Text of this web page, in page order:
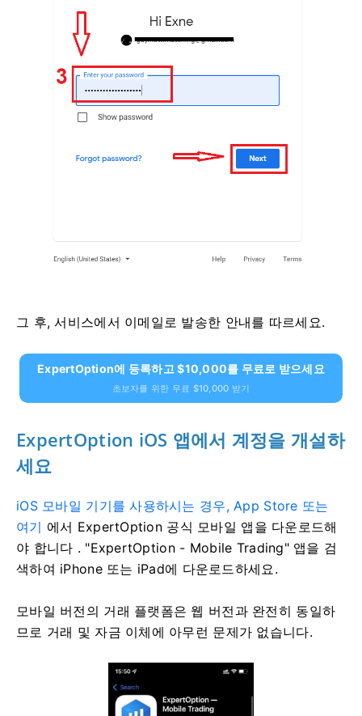
그 후, 서비스에서 이메일로 발송한 안내를 따르세요.
ExpertOption에 등록하고 $10,000를 무료로 받으세요
초보자를 위한 무료 $10,000 받기
ExpertOption iOS 앱에서 계정을 개설하
세요
iOS 모바일 기기를 사용하시는 경우, App Store 또는
여기 에서 ExpertOption 공식 모바일 앱을 다운로드해
야 합니다 . "ExpertOption - Mobile Trading" 앱을 검
색하여 iPhone 또는 iPad에 다운로드하세요.
모바일 버전의 거래 플랫폼은 웹 버전과 완전히 동일하
므로 거래 및 자금 이체에 아무런 문제가 없습니다.